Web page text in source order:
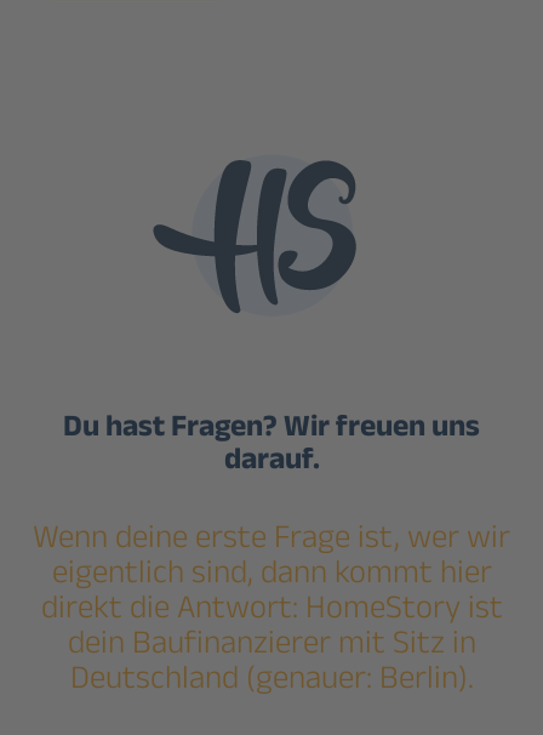
Du hast Fragen? Wir freuen uns
darauf.
Wenn deine erste Frage ist, wer wir
eigentlich sind, dann kommt hier
direkt die Antwort: HomeStory ist
dein Baufinanzierer mit Sitz in
Deutschland (genauer: Berlin).